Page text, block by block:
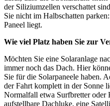
der Siliziumzellen verschattet
Sie nicht im Halbschatten
Paneel liegt.
Wie viel Platz haben Sie zur
Möchten Sie eine Solaranlage
immer noch das Dach. Hier
Sie für die Solarpaneele haben.
der Fahrt komplett in der Sonne
Normalfall etwa Surfbretter oder
aufstellbare Dachluke, eine